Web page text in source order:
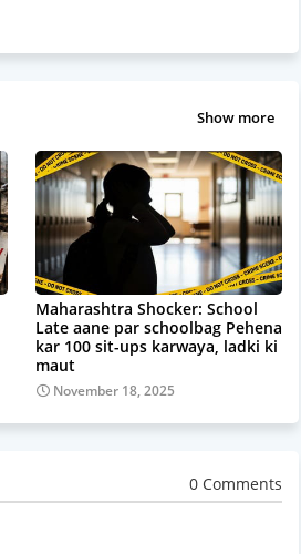
Show more
Maharashtra Shocker: School
Late aane par schoolbag Pehena
kar 100 sit-ups karwaya, ladki ki
maut
November 18, 2025
0 Comments